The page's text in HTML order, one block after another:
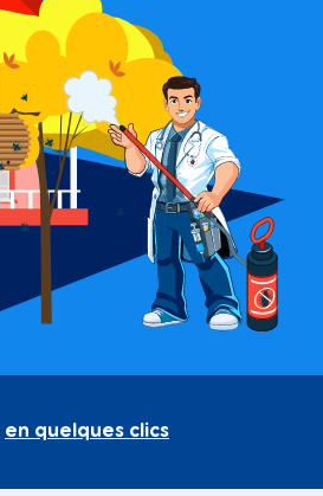
en quelques clics